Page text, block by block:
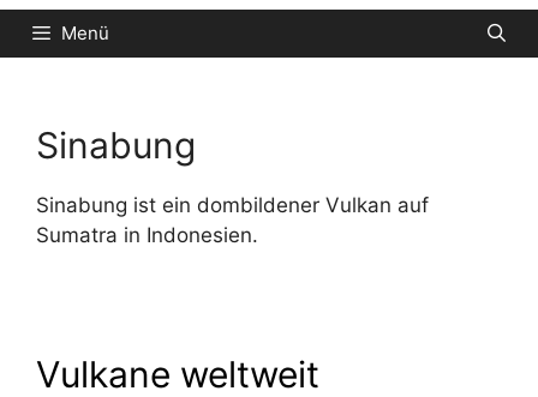
Menü
Sinabung
Sinabung ist ein dombildener Vulkan auf
Sumatra in Indonesien.
Vulkane weltweit